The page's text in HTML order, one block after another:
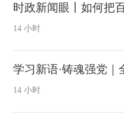
14 小时
14 小时